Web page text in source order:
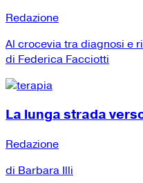
Redazione
Al crocevia tra diagnosi e
di Federica Facciotti
La lunga strada
Redazione
di Barbara Illi